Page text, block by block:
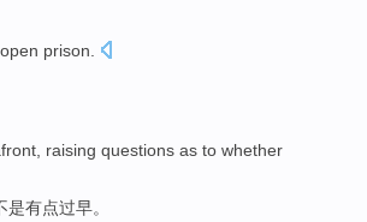
prison
, raising questions as to whether
是有点过早。